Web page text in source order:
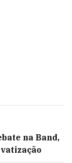
na Band,